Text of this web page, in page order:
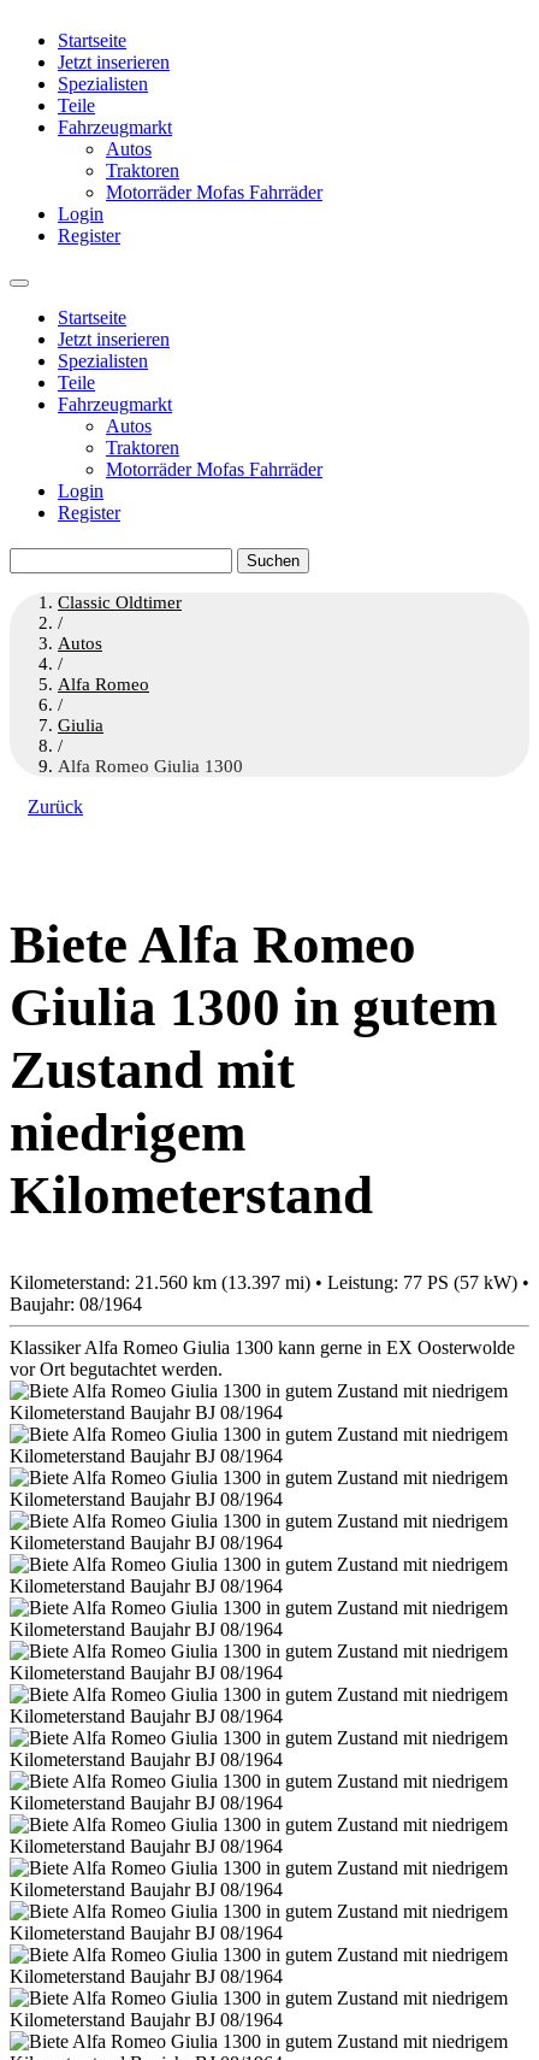
Startseite
Jetzt inserieren
Spezialisten
Teile
Fahrzeugmarkt
Autos
Traktoren
Motorräder Mofas Fahrräder
Login
Register
Startseite
Jetzt inserieren
Spezialisten
Teile
Fahrzeugmarkt
Autos
Traktoren
Motorräder Mofas Fahrräder
Login
Register
nach:
Classic Oldtimer
/
Autos
/
Alfa Romeo
/
Giulia
/
Alfa Romeo Giulia 1300
Zurück
Biete Alfa Romeo
Giulia 1300 in gutem
Zustand mit
niedrigem
Kilometerstand
Kilometerstand: 21.560 km (13.397 mi) • Leistung: 77 PS (57 kW) •
Baujahr: 08/1964
Klassiker Alfa Romeo Giulia 1300 kann gerne in EX Oosterwolde
vor Ort begutachtet werden.